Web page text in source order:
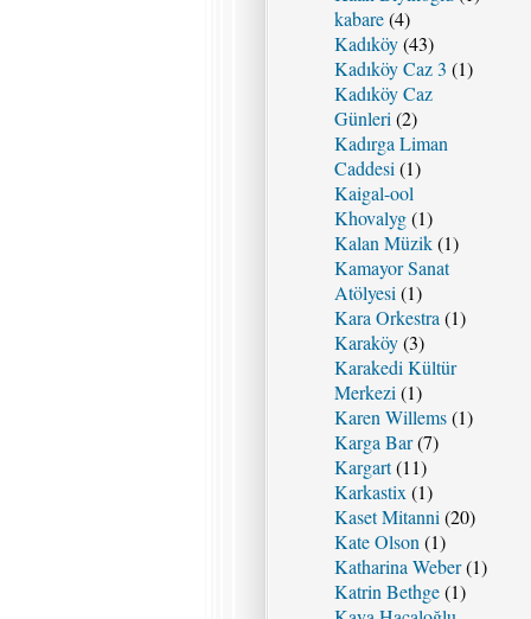
kabare(4)
Kadıköy(43)
Kadıköy Caz 3 (1)
Kadıköy Caz
Günleri (2)
Kadırga Liman
Caddesi (1)
Kaigal-ool
Khovalyg(1)
Kalan Müzik(1)
Kamayor Sanat
Atölyesi (1)
Kara Orkestra (1)
Karaköy(3)
Karakedi Kültür
Merkezi (1)
Karen Willems(1)
Karga Bar(7)
Kargart(11)
Karkastix (1)
Kaset Mitanni (20)
Kate Olson (1)
Katharina Weber(1)
Katrin Bethge(1)